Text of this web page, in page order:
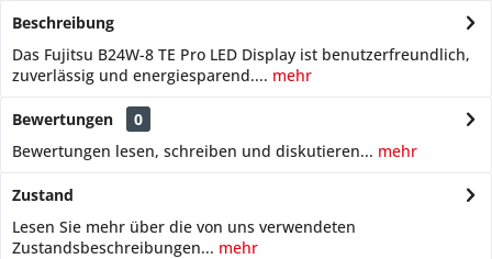
Beschreibung
Das Fujitsu B24W-8 TE Pro LED Display ist benutzerfreundlich,
zuverlässig und energiesparend.... mehr
Bewertungen
0
Bewertungen lesen, schreiben und diskutieren... mehr
Zustand
Lesen Sie mehr über die von uns verwendeten
Zustandsbeschreibungen... mehr